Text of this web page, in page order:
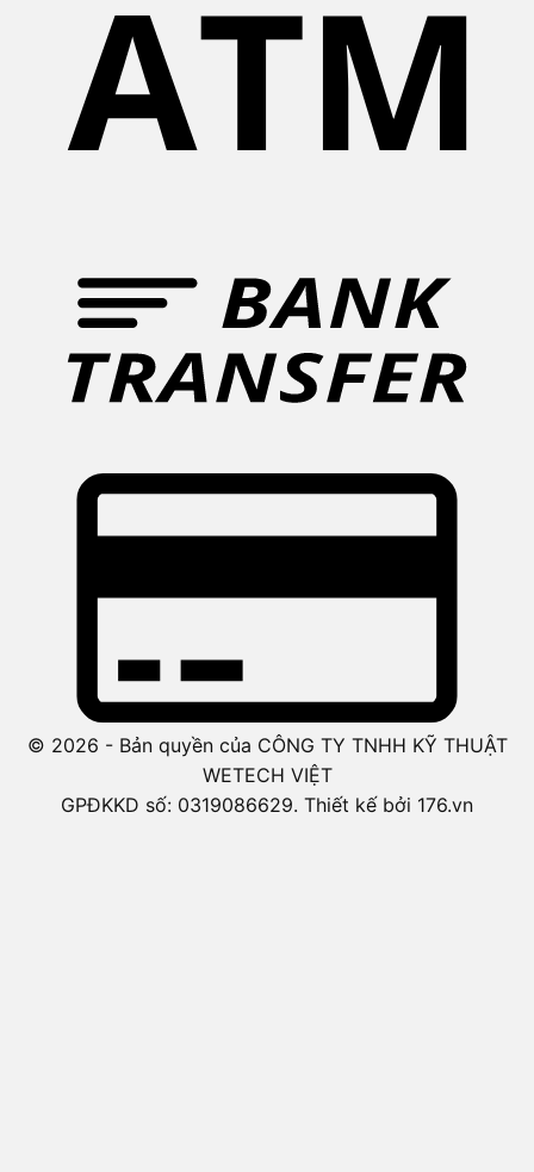
© 2026 - Bản quyền của CÔNG TY TNHH KỸ THUẬT
WETECH VIỆT
GPĐKKD số: 0319086629. Thiết kế bởi 176.vn